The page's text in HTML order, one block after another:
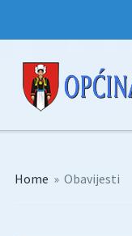
Home » Obavijesti